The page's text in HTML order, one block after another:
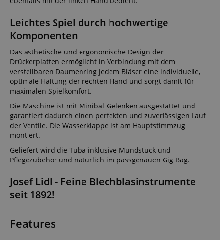
Leichtes Spiel durch hochwertige
Komponenten
Das ästhetische und ergonomische Design der
Drückerplatten ermöglicht in Verbindung mit dem
verstellbaren Daumenring jedem Bläser eine individuelle,
optimale Haltung der rechten Hand und sorgt damit für
maximalen Spielkomfort.
Die Maschine ist mit Minibal-Gelenken ausgestattet und
garantiert dadurch einen perfekten und zuverlässigen Lauf
der Ventile. Die Wasserklappe ist am Hauptstimmzug
montiert.
Geliefert wird die Tuba inklusive Mundstück und
Pflegezubehör und natürlich im passgenauen Gig Bag.
Josef Lidl - Feine Blechblasinstrumente
seit 1892!
Features